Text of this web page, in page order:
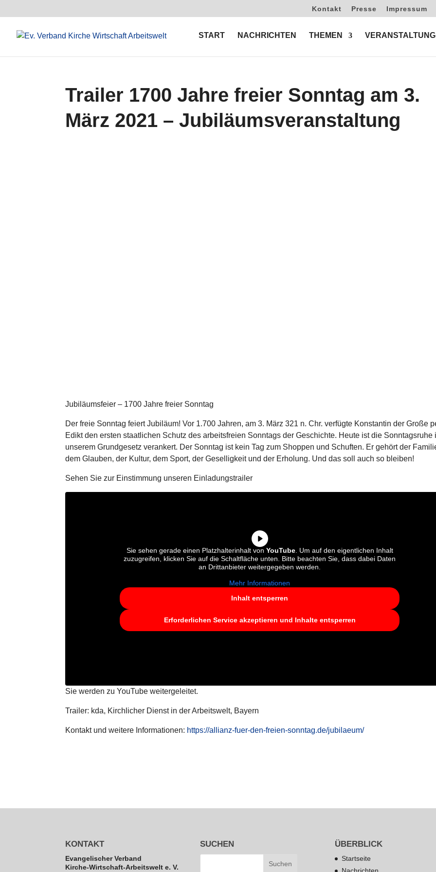
Kontakt Presse Impressum
START NACHRICHTEN THEMEN
Trailer 1700 Jahre freier Sonntag am 3.
März 2021 – Jubiläumsveranstaltung
Jubi­lä­ums­feier – 1700 Jahre freier Sonntag
Der freie Sonntag feiert Jubiläum! Vor 1.700 Jahren, am 3. März 321 n. Chr. verfügte Kon­stan­tin der Große
Edikt den ersten staat­li­chen Schutz des arbeits­freien Sonntags der Geschichte. Heute ist die Sonn­tags­ruhe
unserem Grund­ge­setz ver­an­kert. Der Sonntag ist kein Tag zum Shoppen und Schuften. Er gehört der
dem Glauben, der Kultur, dem Sport, der Gesel­lig­keit und der Erholung. Und das soll auch so bleiben!
Sehen Sie zur Ein­stim­mung unseren Ein­la­dungs­trai­ler
Sie sehen gerade einen Platzhalterinhalt von YouTube. Um auf den eigentlichen Inhalt
zuzugreifen, klicken Sie auf die Schaltfläche unten. Bitte beachten Sie, dass dabei Daten
an Drittanbieter weitergegeben werden.
Mehr Informationen
Inhalt entsperren
Erforderlichen Service akzeptieren und Inhalte entsperren
Sie werden zu YouTube wei­ter­ge­lei­tet.
Trailer: kda, Kirch­li­cher Dienst in der Arbeits­welt, Bayern
Kontakt und weitere Infor­ma­tio­nen: https://allianz-fuer-den-freien-sonntag.de/jubilaeum/
KONTAKT
Evan­ge­li­scher Verband
Kirche-Wirt­schaft-Arbeits­welt e. V.
SUCHEN ÜBERBLICK
Startseite